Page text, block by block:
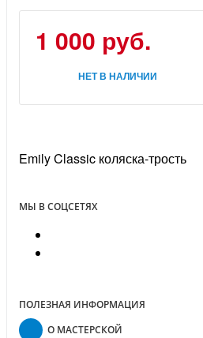
1 000 руб.
НЕТ В НАЛИЧИИ
Emily Classic коляска-трость
МЫ В СОЦСЕТЯХ
ПОЛЕЗНАЯ ИНФОРМАЦИЯ
О МАСТЕРСКОЙ